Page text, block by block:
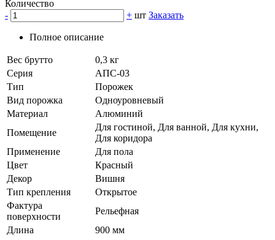
Количество
-
+ шт Заказать
Полное описание
Вес брутто
0,3 кг
Серия
АПС-03
Тип
Порожек
Вид порожка
Одноуровневый
Материал
Алюминий
Помещение
Для гостиной, Для ванной, Для кухни,
Для коридора
Применение
Для пола
Цвет
Красный
Декор
Вишня
Тип крепления
Открытое
Фактура
поверхности
Рельефная
Длина
900 мм